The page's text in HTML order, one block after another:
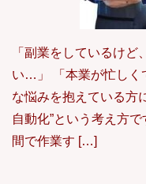
「副業をしているけ
い…」 「本業が忙しく
な悩みを抱えている方
自動化”という考え方
間で作業す […]